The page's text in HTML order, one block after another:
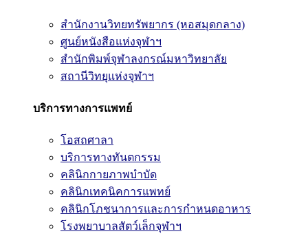
สำนักงานวิทยทรัพยากร (หอสมุดกลาง)
ศูนย์หนังสือแห่งจุฬาฯ
สำนักพิมพ์จุฬาลงกรณ์มหาวิทยาลัย
สถานีวิทยุแห่งจุฬาฯ
บริการทางการแพทย์
โอสถศาลา
บริการทางทันตกรรม
คลินิกกายภาพบำบัด
คลินิกเทคนิคการแพทย์
คลินิกโภชนาการและการกำหนดอาหาร
โรงพยาบาลสัตว์เล็กจุฬาฯ